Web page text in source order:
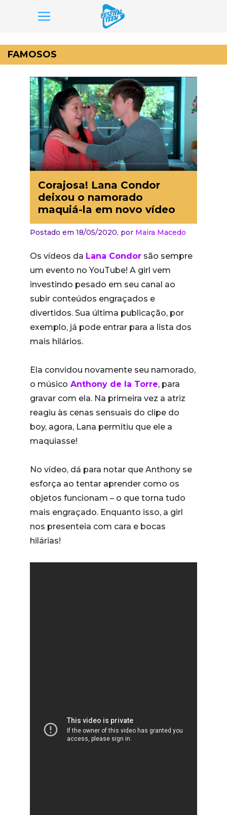
para
o
conteúdo
FAMOSOS
Corajosa! Lana Condor
deixou o namorado
maquiá-la em novo vídeo
Postado em 18/05/2020, por Maira Macedo
Os vídeos da Lana Condor são sempre
um evento no YouTube! A girl vem
investindo pesado em seu canal ao
subir conteúdos engraçados e
divertidos. Sua última publicação, por
exemplo, já pode entrar para a lista dos
mais hilários.
Ela convidou novamente seu namorado,
o músico Anthony de la Torre, para
gravar com ela. Na primeira vez a atriz
reagiu às cenas sensuais do clipe do
boy, agora, Lana permitiu que ele a
maquiasse!
No vídeo, dá para notar que Anthony se
esforça ao tentar aprender como os
objetos funcionam – o que torna tudo
mais engraçado. Enquanto isso, a girl
nos presenteia com cara e bocas
hilárias!